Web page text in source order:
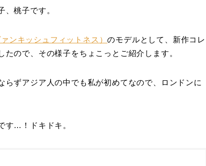
、桃子です。
ンキッシュフィットネス）のモデルとして、新作コレ
ので、その様子をちょこっとご紹介します。
らずアジア人の中でも私が初めてなので、ロンドンに
す…！ドキドキ。